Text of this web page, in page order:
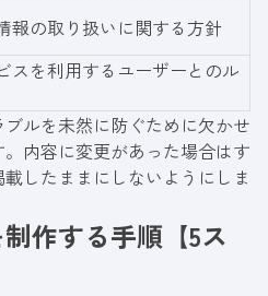
報の取り扱いに関する方針
スを利用するユーザーとのル
ルを未然に防ぐために欠かせ
内容に変更があった場合はす
したままにしないようにしま
作する手順【5ス